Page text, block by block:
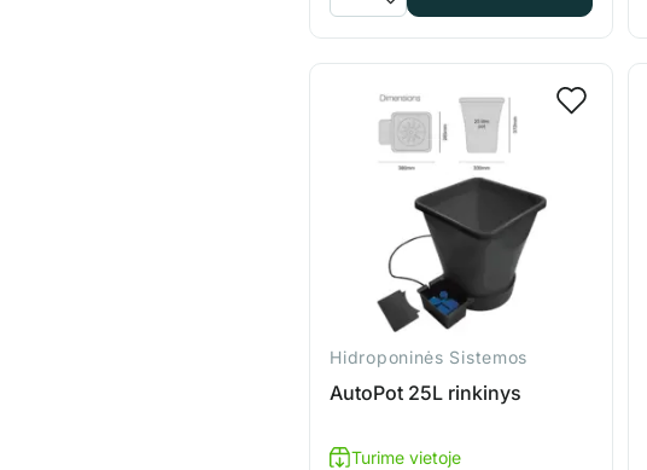
Hidroponinės Sistemos
AutoPot 25L rinkinys
Turime vietoje